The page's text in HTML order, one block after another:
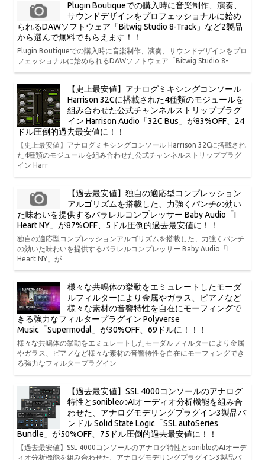
Plugin Boutiqueでの購入時に音楽制作、演奏、
サウンドデザインをプロフェッショナルに始め
られるDAWソフトウェア「Bitwig Studio 8-Track」など2製品
から選んで無料でもらえます！！
Plugin Boutiqueでの購入時に音楽制作、演奏、サウンドデザインをプロ
フェッショナルに始められるDAWソフトウェア「Bitwig Studio 8-
【史上最安値】アナログミキシングコンソール
Harrison 32Cに搭載された4種類のモジュールを
組み合わせた公式チャンネルストリッププラグ
イン Harrison Audio「32C Bus」が83%OFF、24
ドル圧倒的過去最安値に！！
【史上最安値】アナログミキシングコンソール Harrison 32Cに搭載され
た4種類のモジュールを組み合わせた公式チャンネルストリッププラグ
イン Harr
【過去最安値】独自の適応型コンプレッション
アルゴリズムを搭載した、力強くパンチの効い
た味わいを提供するパラレルコンプレッサー Baby Audio「I
Heart NY」が87%OFF、5ドル圧倒的過去最安値に！！
独自の適応型コンプレッションアルゴリズムを搭載した、力強くパンチ
の効いた味わいを提供するパラレルコンプレッサー Baby Audio「I
Heart NY」が
様々な共鳴体の挙動をエミュレートしたモーダ
ルフィルターにより金属やガラス、ピアノなど
様々な素材の音響特性を自在にモーフィングで
きる強力なフィルタープラグイン Polyverse
Music「Supermodal」が30%OFF、69ドルに！！！
様々な共鳴体の挙動をエミュレートしたモーダルフィルターにより金属
やガラス、ピアノなど様々な素材の音響特性を自在にモーフィングでき
る強力なフィルタープラグイン
【過去最安値】SSL 4000コンソールのアナログ
特性とsonibleのAIオーディオ分析機能を組み合
わせた、アナログモデリングプラグイン3製品バ
ンドル Solid State Logic「SSL autoSeries
Bundle」が50%OFF、75ドル圧倒的過去最安値に！！
【過去最安値】SSL 4000コンソールのアナログ特性とsonibleのAIオーデ
ィオ分析機能を組み合わせた、アナログモデリングプラグイン3製品バ